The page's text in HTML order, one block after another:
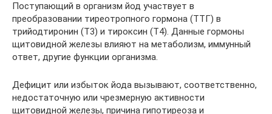
Поступающий в организм йод участвует в
преобразовании тиреотропного гормона (ТТГ) в
трийодтиронин (T3) и тироксин (T4). Данные гормоны
щитовидной железы влияют на метаболизм, иммунный
ответ, другие функции организма.
Дефицит или избыток йода вызывают, соответственно,
недостаточную или чрезмерную активности
щитовидной железы, причина гипотиреоза и